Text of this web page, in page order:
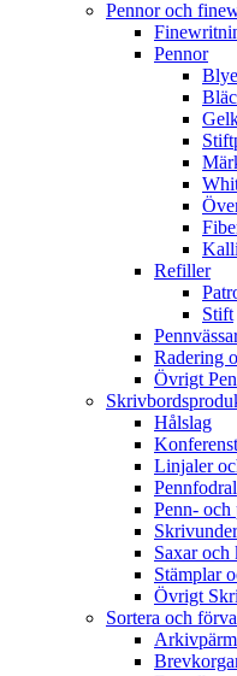
Pennor och
Pennor
Refiller
Stift
Radering
Övrigt
Hålslag
Linjaler
Pennfodral
Penn- och
Saxar och
Stämplar
Övrigt
Sortera och